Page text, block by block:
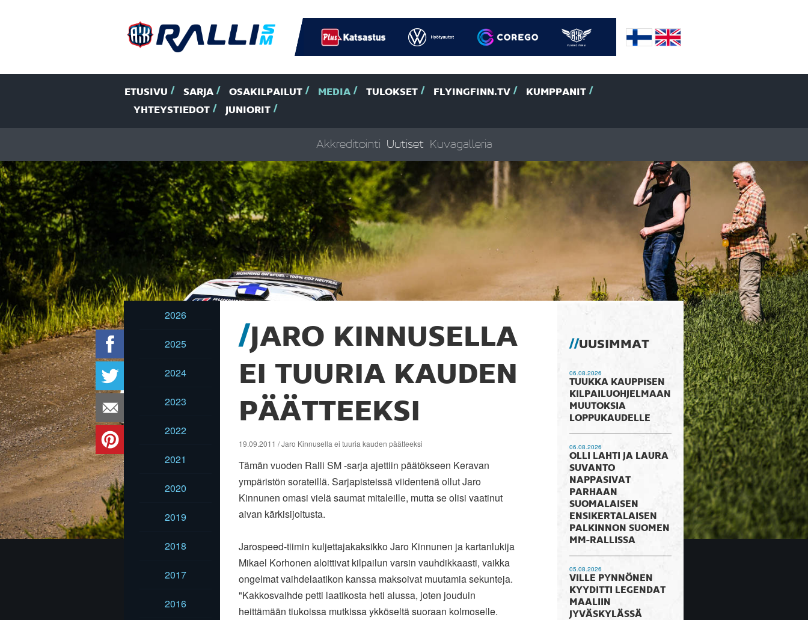
ETUSIVU SARJA OSAKILPAILUT MEDIA TULOKSET FLYINGFINN.TV
KUMPPANIT
YHTEYSTIEDOT
JUNIORIT
Akkreditointi Uutiset Kuvagalleria
2026
2025
2024
2023
2022
2021
2020
2019
2018
2017
2016
JARO KINNUSELLA
EI TUURIA KAUDEN
PÄÄTTEEKSI
19.09.2011 / Jaro Kinnusella ei tuuria kauden päätteeksi
Tämän vuoden Ralli SM -sarja ajettiin päätökseen Keravan
ympäristön sorateillä. Sarjapisteissä viidentenä ollut Jaro
Kinnunen omasi vielä saumat mitaleille, mutta se olisi vaatinut
aivan kärkisijoitusta.
Jarospeed-tiimin kuljettajakaksikko Jaro Kinnunen ja kartanlukija
Mikael Korhonen aloittivat kilpailun varsin vauhdikkaasti, vaikka
ongelmat vaihdelaatikon kanssa maksoivat muutamia sekunteja.
"Kakkosvaihde petti laatikosta heti alussa, joten jouduin
heittämään tiukoissa mutkissa ykköseltä suoraan kolmoselle.
UUSIMMAT
06.08.2026
TUUKKA KAUPPISEN
KILPAILUOHJELMAAN
MUUTOKSIA
LOPPUKAUDELLE
06.08.2026
OLLI LAHTI JA LAURA
SUVANTO
NAPPASIVAT
PARHAAN
SUOMALAISEN
ENSIKERTALAISEN
PALKINNON SUOMEN
MM-RALLISSA
05.08.2026
VILLE PYNNÖNEN
KYYDITTI LEGENDAT
MAALIIN
JYVÄSKYLÄSSÄ